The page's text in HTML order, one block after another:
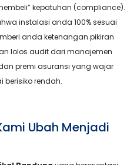
kepatuhan (compliance).
instalasi anda 100% sesuai
anda ketenangan pikiran
lolos audit dari manajemen
premi asuransi yang wajar
berisiko rendah.
Ubah Menjadi